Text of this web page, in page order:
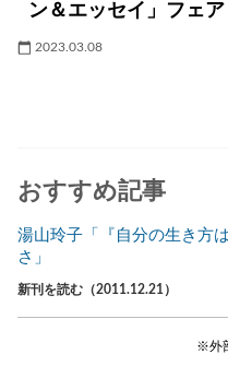
ン＆エッセイ」フェア
2023.03.08
おすすめ記事
湯山玲子「『自分の生き方
さ」
新刊を読む（2011.12.21）
※外